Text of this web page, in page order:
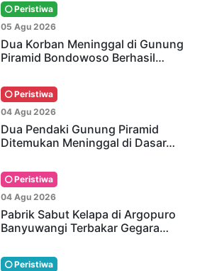
Peristiwa
05 Agu 2026
Dua Korban Meninggal di Gunung
Piramid Bondowoso Berhasil…
Peristiwa
04 Agu 2026
Dua Pendaki Gunung Piramid
Ditemukan Meninggal di Dasar…
Peristiwa
04 Agu 2026
Pabrik Sabut Kelapa di Argopuro
Banyuwangi Terbakar Gegara…
Peristiwa